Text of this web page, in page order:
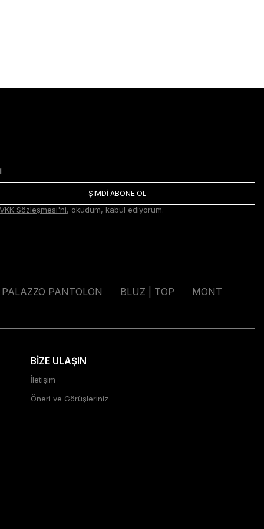
ŞİMDİ ABONE OL
Sözleşmesi'ni, okudum, kabul ediyorum.
PALAZZO PANTOLON BLUZ | TOP
MONT
BİZE ULAŞIN
İletişim
Öneri ve Görüşleriniz